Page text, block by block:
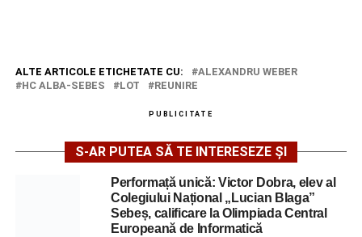
ALTE ARTICOLE ETICHETATE CU:
ALEXANDRU WEBER
HC ALBA-SEBES
LOT REUNIRE
PUBLICITATE
S-AR PUTEA SĂ TE INTERESEZE ȘI
Performață unică: Victor Dobra, elev al
Colegiului Național „Lucian Blaga”
Sebeș, calificare la Olimpiada Central
Europeană de Informatică